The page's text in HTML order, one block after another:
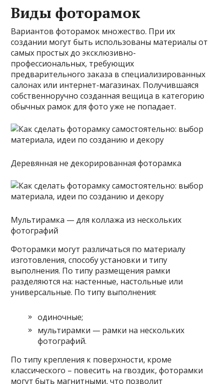
Виды фоторамок
Вариантов фоторамок множество. При их
создании могут быть использованы материалы от
самых простых до эксклюзивно-
профессиональных, требующих
предварительного заказа в специализированных
салонах или интернет-магазинах. Получившаяся
собственноручно созданная вещица в категорию
обычных рамок для фото уже не попадает.
Деревянная не декорированная фоторамка
Мультирамка — для коллажа из нескольких
фотографий
Фоторамки могут различаться по материалу
изготовления, способу установки и типу
выполнения. По типу размещения рамки
разделяются на: настенные, настольные или
универсальные. По типу выполнения:
одиночные;
мультирамки — рамки на нескольких
фотографий.
По типу крепления к поверхности, кроме
классического – повесить на гвоздик, фоторамки
могут быть магнитными, что позволит